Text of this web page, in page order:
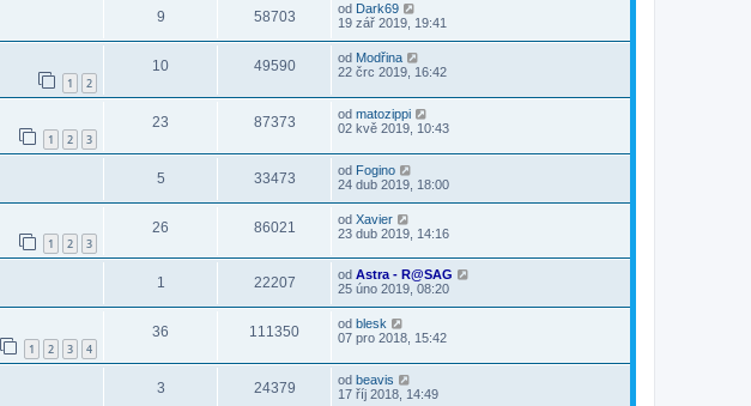
9 58703 od Dark69
19 zář 2019, 19:41
1 2
10 49590 od Modřina
22 črc 2019, 16:42
1 2 3
23 87373 od matozippi
02 kvě 2019, 10:43
5 33473 od Fogino
24 dub 2019, 18:00
1 2 3
26 86021 od Xavier
23 dub 2019, 14:16
1 22207 od Astra - R@SAG
25 úno 2019, 08:20
1 2 3 4
36 111350 od blesk
07 pro 2018, 15:42
3 24379 od beavis
17 říj 2018, 14:49